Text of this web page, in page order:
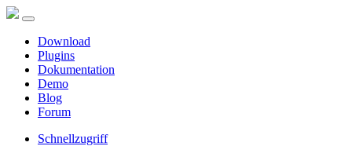
Download
Plugins
Dokumentation
Demo
Blog
Forum
Schnellzugriff